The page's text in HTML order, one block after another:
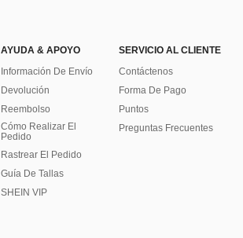
AYUDA & APOYO
Información De Envío
Devolución
Reembolso
Cómo Realizar El
Pedido
Rastrear El Pedido
Guía De Tallas
SHEIN VIP
SERVICIO AL CLIENTE
Contáctenos
Forma De Pago
Puntos
Preguntas Frecuentes